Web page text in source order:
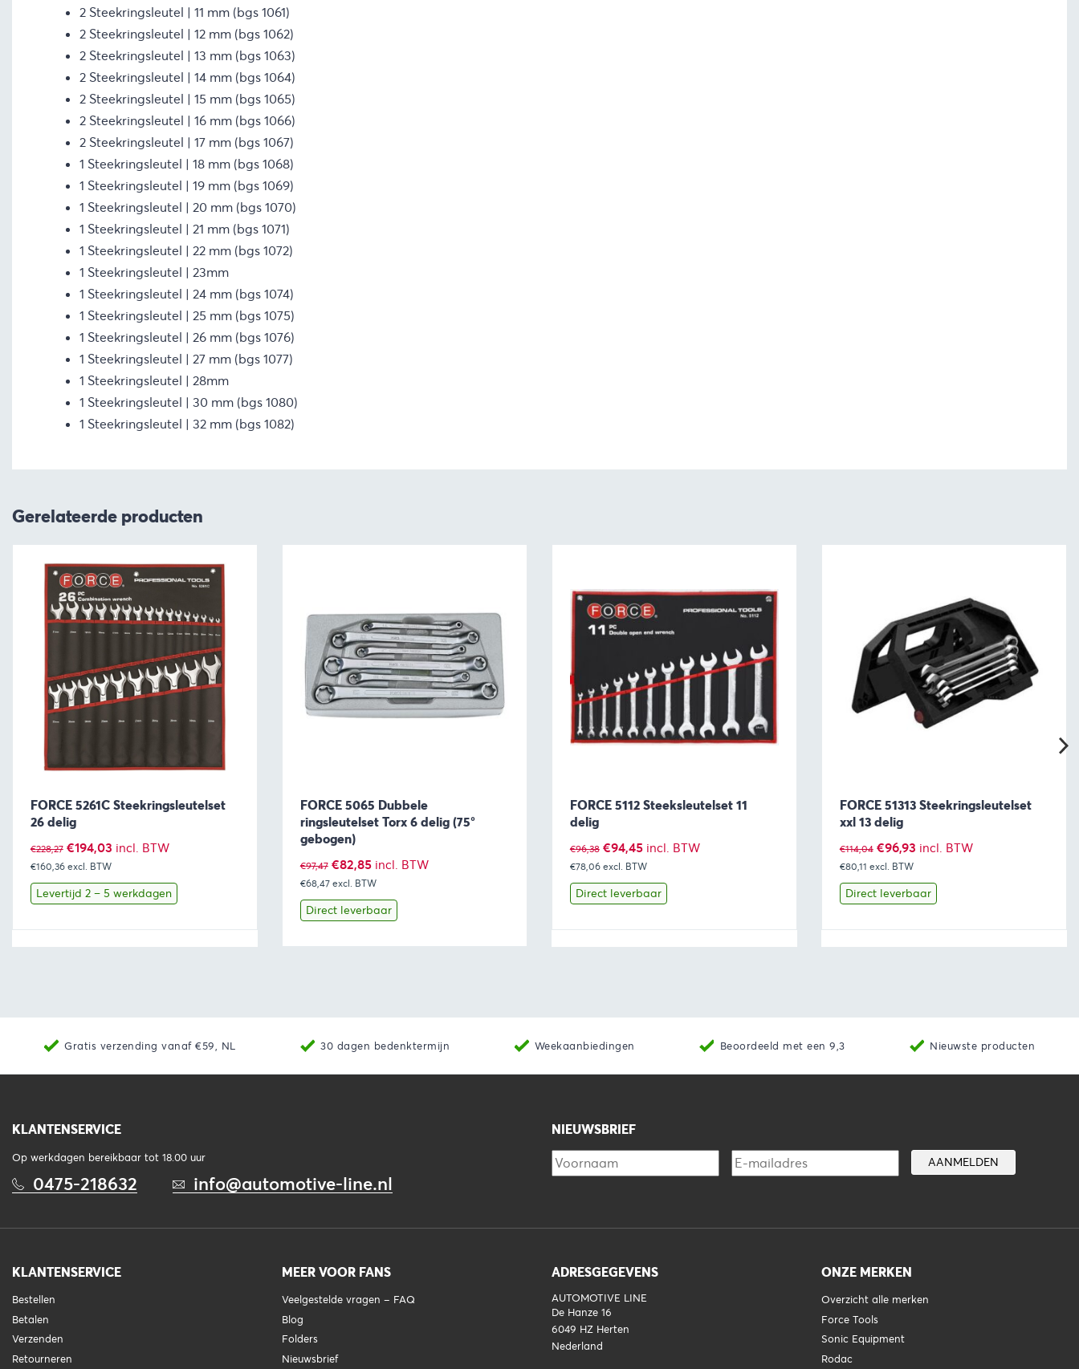
2 Steekringsleutel | 11 mm (bgs 1061)
2 Steekringsleutel | 12 mm (bgs 1062)
2 Steekringsleutel | 13 mm (bgs 1063)
2 Steekringsleutel | 14 mm (bgs 1064)
2 Steekringsleutel | 15 mm (bgs 1065)
2 Steekringsleutel | 16 mm (bgs 1066)
2 Steekringsleutel | 17 mm (bgs 1067)
1 Steekringsleutel | 18 mm (bgs 1068)
1 Steekringsleutel | 19 mm (bgs 1069)
1 Steekringsleutel | 20 mm (bgs 1070)
1 Steekringsleutel | 21 mm (bgs 1071)
1 Steekringsleutel | 22 mm (bgs 1072)
1 Steekringsleutel | 23mm
1 Steekringsleutel | 24 mm (bgs 1074)
1 Steekringsleutel | 25 mm (bgs 1075)
1 Steekringsleutel | 26 mm (bgs 1076)
1 Steekringsleutel | 27 mm (bgs 1077)
1 Steekringsleutel | 28mm
1 Steekringsleutel | 30 mm (bgs 1080)
1 Steekringsleutel | 32 mm (bgs 1082)
Gerelateerde producten
FORCE 5261C Steekringsleutelset
26 delig
€228,27 Oorspronkelijke
prijs
was:
€194,03Huidige
prijs
is:
incl. BTW
€160,36 excl. BTW
Levertijd 2 – 5 werkdagen
FORCE 5065 Dubbele
ringsleutelset Torx 6 delig (75°
gebogen)
€97,47 Oorspronkelijke
prijs
was:
€82,85Huidige
prijs
is:
incl. BTW
€68,47 excl. BTW
Direct leverbaar
FORCE 5112 Steeksleutelset 11
delig
€96,38 Oorspronkelijke
prijs
was:
€94,45Huidige
prijs
is:
incl. BTW
€78,06 excl. BTW
Direct leverbaar
FORCE 51313 Steekringsleutelset
xxl 13 delig
€114,04 Oorspronkelijke
prijs
was:
€96,93Huidige
is:
incl. BTW
€80,11 excl. BTW
Direct leverbaar
Gratis verzending vanaf €59, NL 30 dagen bedenktermijn Weekaanbiedingen Beoordeeld met een 9,3 Nieuwste producten
KLANTENSERVICE
Op werkdagen bereikbaar tot 18.00 uur
0475-218632 info@automotive-line.nl
NIEUWSBRIEF
KLANTENSERVICE
Bestellen
Betalen
Verzenden
Retourneren
MEER VOOR FANS
Veelgestelde vragen – FAQ
Blog
Folders
Nieuwsbrief
ADRESGEGEVENS
AUTOMOTIVE LINE
De Hanze 16
6049 HZ Herten
Nederland
ONZE MERKEN
Overzicht alle merken
Force Tools
Sonic Equipment
Rodac